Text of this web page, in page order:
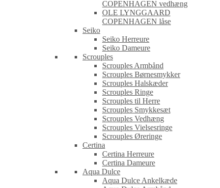
COPENHAGEN vedhæng
OLE LYNGGAARD
COPENHAGEN låse
Seiko
Seiko Herreure
Seiko Dameure
Scrouples
Scrouples Armbånd
Scrouples Børnesmykker
Scrouples Halskæder
Scrouples Ringe
Scrouples til Herre
Scrouples Smykkesæt
Scrouples Vedhæng
Scrouples Vielsesringe
Scrouples Øreringe
Certina
Certina Herreure
Certina Dameure
Aqua Dulce
Aqua Dulce Ankelkæde